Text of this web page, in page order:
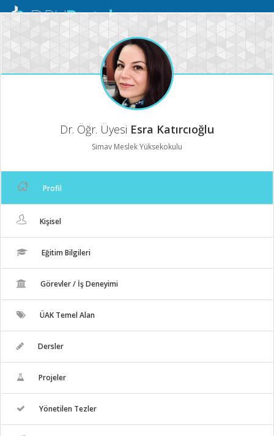
Mobil
Dr. Öğr. Üyesi Esra Katırcıoğlu
Simav Meslek Yüksekokulu
Profil
Kişisel
Eğitim Bilgileri
Görevler / İş Deneyimi
ÜAK Temel Alan
Dersler
Projeler
Yönetilen Tezler